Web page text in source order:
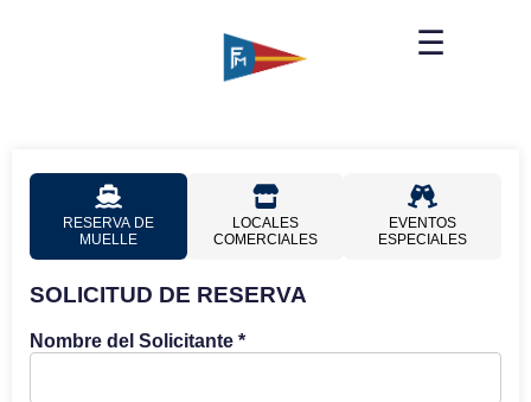
☰
RESERVA DE
MUELLE
LOCALES
COMERCIALES
EVENTOS
ESPECIALES
SOLICITUD DE RESERVA
Nombre del Solicitante *